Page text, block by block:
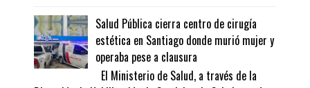
Salud Pública cierra centro de cirugía
estética en Santiago donde murió mujer y
operaba pese a clausura
El Ministerio de Salud, a través de la